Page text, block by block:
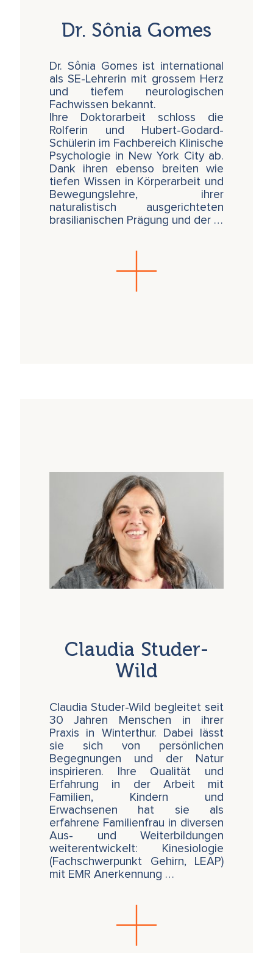
Dr. Sônia Gomes
Dr. Sônia Gomes ist international
als SE-Lehrerin mit grossem Herz
und tiefem neurologischen
Fachwissen bekannt.
Ihre Doktorarbeit schloss die
Rolferin und Hubert-Godard-
Schülerin im Fachbereich Klinische
Psychologie in New York City ab.
Dank ihren ebenso breiten wie
tiefen Wissen in Körperarbeit und
Bewegungslehre, ihrer
naturalistisch ausgerichteten
brasilianischen Prägung und der …
Claudia Studer-
Wild
Claudia Studer-Wild begleitet seit
30 Jahren Menschen in ihrer
Praxis in Winterthur. Dabei lässt
sie sich von persönlichen
Begegnungen und der Natur
inspirieren. Ihre Qualität und
Erfahrung in der Arbeit mit
Familien, Kindern und
Erwachsenen hat sie als
erfahrene Familienfrau in diversen
Aus- und Weiterbildungen
weiterentwickelt: Kinesiologie
(Fachschwerpunkt Gehirn, LEAP)
mit EMR Anerkennung …